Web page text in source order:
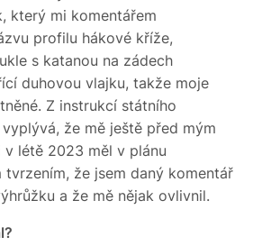
který mi komentářem
profilu hákové kříže,
s katanou na zádech
duhovou vlajku, takže moje
Z instrukcí státního
že mě ještě před mým
létě 2023 měl v plánu
že jsem daný komentář
a že mě nějak ovlivnil.